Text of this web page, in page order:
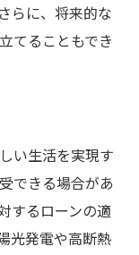
らに、将来的な
てることもでき
い生活を実現す
できる場合があ
するローンの適
光発電や高断熱